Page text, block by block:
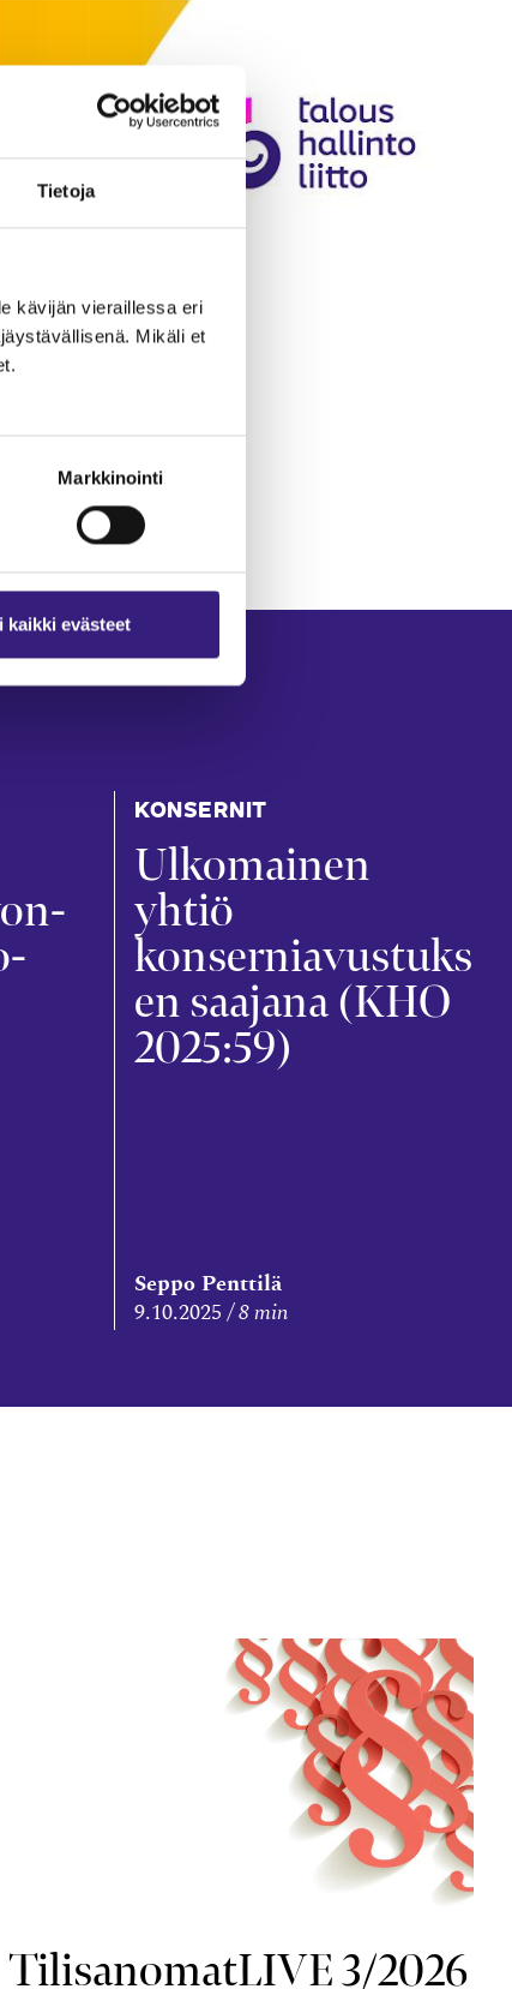
Tietoja
kävijän vieraillessa eri
Mikäli et
Markkinointi
kaikki evästeet
KONSERNIT
Ulkomainen
yhtiö
konserniavustuks
en saajana (KHO
2025:59)
Seppo Penttilä
9.10.2025
8 min
TilisanomatLIVE 3/2026